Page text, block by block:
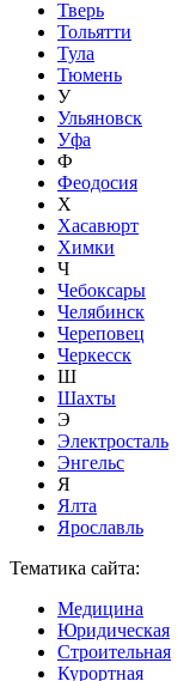
Тверь
Тольятти
Тула
Тюмень
У
Ульяновск
Уфа
Ф
Феодосия
Х
Хасавюрт
Химки
Ч
Чебоксары
Челябинск
Череповец
Черкесск
Ш
Шахты
Э
Электросталь
Энгельс
Я
Ялта
Ярославль
Тематика сайта:
Медицина
Юридическая
Строительная
Курортная